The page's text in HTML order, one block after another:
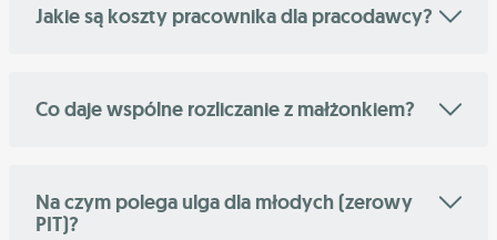
Jakie są koszty pracownika dla pracodawcy?
Co daje wspólne rozliczanie z małżonkiem?
Na czym polega ulga dla młodych (zerowy
PIT)?